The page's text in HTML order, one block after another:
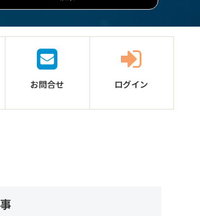
お問合せ ログイン